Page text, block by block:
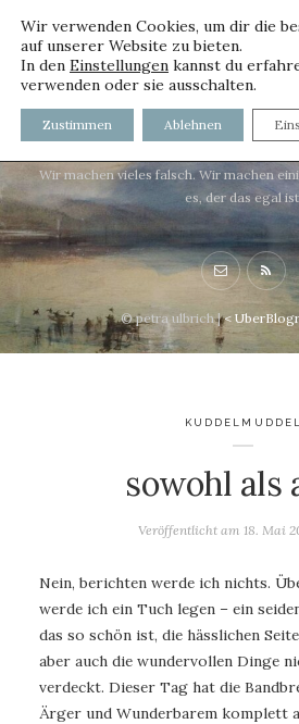
voller worte - mit
Wir machen vieles falsch. Wir machen
es, der das egal
© petra ulbrich |<
KUDDELMUDDEL
sowohl als
Veröffentlicht am 18. Mai
Nein, berichten werde ich nichts.
werde ich ein Tuch legen – ein
das so schön ist, die hässlichen
aber auch die wundervollen Dinge
verdeckt. Dieser Tag hat die
Ärger und Wunderbarem komplett
Wir verwenden Cookies, um dir die
auf unserer Website zu bieten.
In den Einstellungen kannst du
verwenden oder sie ausschalten.
Zustimmen Ablehnen